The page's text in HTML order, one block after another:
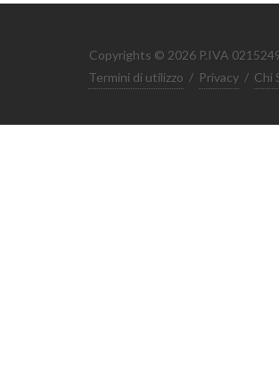
Copyrights © 2026 P.IVA
Termini di utilizzo / Privacy / Chi